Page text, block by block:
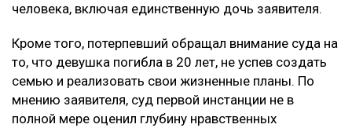
человека, включая единственную дочь заявителя.
Кроме того, потерпевший обращал внимание суда на
то, что девушка погибла в 20 лет, не успев создать
семью и реализовать свои жизненные планы. По
мнению заявителя, суд первой инстанции не в
полной мере оценил глубину нравственных